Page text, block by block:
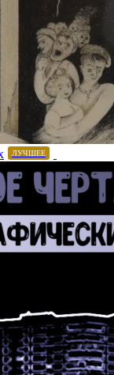
ЛУЧШЕЕ